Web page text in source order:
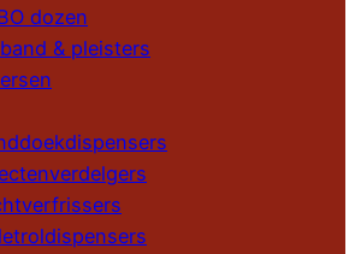
dozen
& pleisters